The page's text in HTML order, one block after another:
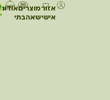
אזור
אישי
מוצרים
שאהבתי